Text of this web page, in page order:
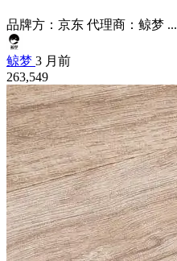
品牌方：京东 代理商：鲸梦 ...
鲸梦 3 月前
263,549